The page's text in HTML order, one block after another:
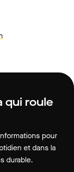
qui roule
pour
et dans la
durable.